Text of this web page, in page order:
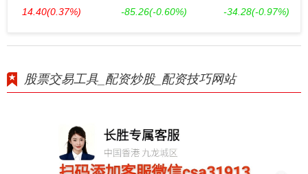
14.40(0.37%) -85.26(-0.60%) -34.28(-0.97%)
股票交易工具_配资炒股_配资技巧网站